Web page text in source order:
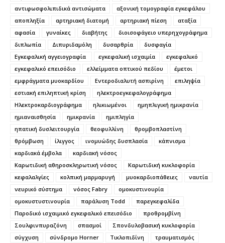
αντιφωσφολιπιδικά αντισώματα
αξονική τομογραφία εγκεφάλου
αποπληξία
αρτηριακή διατομή αρτηριακή πίεση
αταξία
αφασία
γυναίκες διαβήτης
διοισοφάγειο υπερηχογράφημα
διπλωπία
Διπυριδαμόλη δυσαρθρία
δυσφαγία
Εγκεφαλική αγγειογραφία
εγκεφαλική ισχαιμία
εγκεφαλικό
εγκεφαλικό επεισόδιο
ελλείμματα οπτικού πεδίου
έμετοι
εμφράγματα μυοκαρδίου
Εντεροδιαλυτή ασπιρίνη
επιληψία
εστιακή επιληπτική κρίση
ηλεκτροεγκεφαλογράφημα
Ηλεκτροκαρδιογράφημα
ηλικιωμένοι
ημηπλιγική ημικρανία
ημιαναισθησία
ημικρανία
ημιπληγία
ηπατική δυσλειτουργία
θεοφυλλίνη
θρομβοπλαστίνη
θρόμβωση
ίλιγγος ινομυώδης δυσπλασία
κάπνισμα
καρδιακά έμβολα
καρδιακή νόσος
Καρωτιδική αθηροσκληρωτική νόσος
Καρωτιδική κυκλοφορία
κεφαλαλγίες
κολπική μαρμαρυγή μυοκαρδιοπάθειες
ναυτία
νευρικό σύστημα
νόσος Fabry
ομοκυστινουρία
ομοκυστυστινουρία
παράλυση Todd
παρεγκεφαλίδα
Παροδικό ισχαιμικό εγκεφαλικό επεισόδιο
προθρομβίνη
Σουλφινπυραζόνη
σπασμοί
Σπονδυλοβασική κυκλοφορία
σύγχυση
σύνδρομο Horner Τικλοπιδίνη
τραυματισμός